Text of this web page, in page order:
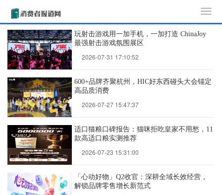
o
玩射击游戏用一加手机，一加打造 ChinaJoy
最强射击游戏氛围展区
2026-07-31 17:10:52
600+品牌齐聚杭州，HIC好东西碰头大会锚定
高品质消费
2026-07-27 15:47:37
适口猫粮口碑报告：猫咪拒吃皇家不用愁，11
款高适口粮实测推荐
2026-07-23 15:31:00
「心动好物」Q2收官：深耕全域长效经营，
解锁品牌零售增长新范式